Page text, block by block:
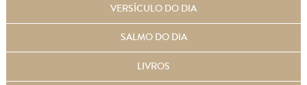
VERSÍCULO DO DIA
SALMO DO DIA
LIVROS